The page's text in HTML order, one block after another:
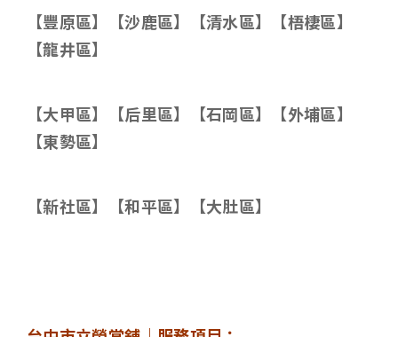
【豐原區】【沙鹿區】【清水區】【梧棲區】
【龍井區】
【大甲區】【后里區】【石岡區】【外埔區】
【東勢區】
【新社區】【和平區】【大肚區】